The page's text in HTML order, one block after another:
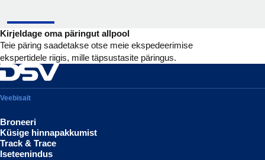
Kirjeldage oma päringut allpool
Teie päring saadetakse otse meie ekspedeerimise
ekspertidele riigis, mille täpsustasite päringus.
Veebisait
Broneeri
Küsige hinnapakkumist
Track & Trace
Iseteenindus